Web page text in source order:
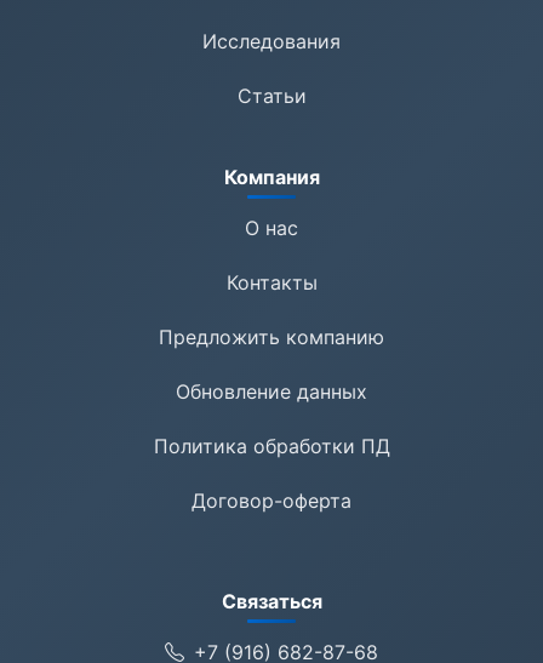
Исследования
Статьи
Компания
О нас
Контакты
Предложить компанию
Обновление данных
Политика обработки ПД
Договор-оферта
Связаться
+7 (916) 682-87-68